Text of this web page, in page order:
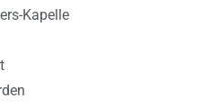
Kapelle